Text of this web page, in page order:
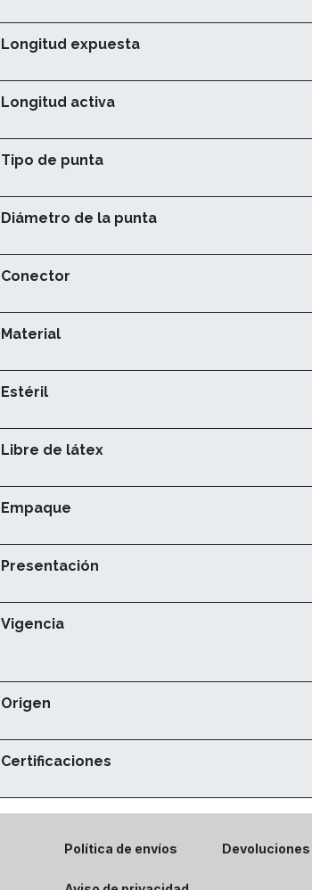
Longitud expuesta
Longitud activa
Tipo de punta
Diámetro de la punta
Conector
Material
Estéril
Libre de látex
Empaque
Presentación
Vigencia
Origen
Certificaciones
Política de envíos Devoluciones